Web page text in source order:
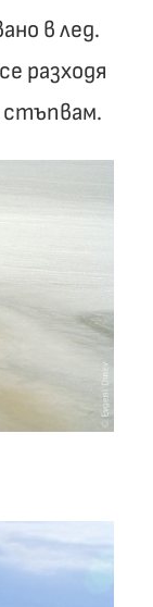
в лед.
разходя
стъпвам.